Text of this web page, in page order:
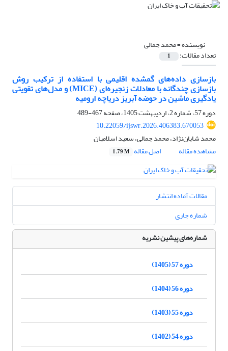
نویسنده =محمد جمالی
تعداد مقالات: 1
بازسازی داده‌های گمشده اقلیمی با استفاده از ترکیب روش
بازسازی چندگانه با معادلات زنجیره‌ای (MICE) و مدل‌های تقویتی
یادگیری ماشین در حوضه آبریز دریاچه ارومیه
دوره 57، شماره 2، اردیبهشت 1405، صفحه
467-489
10.22059/ijswr.2026.406383.670053
محمد شایان‌نژاد، محمد جمالی، سعید اسلامیان
مشاهده مقاله
اصل مقاله 1.79 M
مقالات آماده انتشار
شماره جاری
شماره‌های پیشین نشریه
دوره 57 (1405)
دوره 56 (1404)
دوره 55 (1403)
دوره 54 (1402)